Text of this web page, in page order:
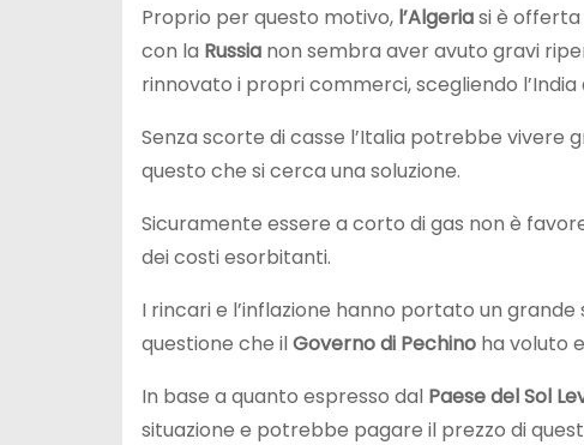
Proprio per questo motivo, l’Algeriasi è offerta
con la Russia non sembra aver avuto gravi
rinnovato i propri commerci, scegliendo l’India
Senza scorte di casse l’Italia potrebbe vivere
questo che si cerca una soluzione.
Sicuramente essere a corto di gas non è
dei costi esorbitanti.
I rincari e l’inflazione hanno portato un
questione che ilGoverno di Pechino ha voluto
In base a quanto espresso dal Paese del Sol
situazione e potrebbe pagare il prezzo di